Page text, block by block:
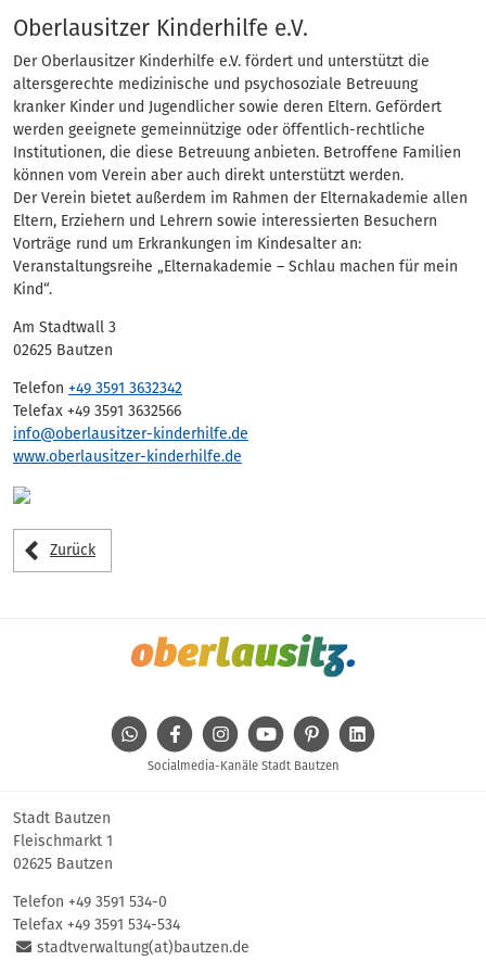
Eintrag
Oberlausitzer Kinderhilfe e.V.
Der Oberlausitzer Kinderhilfe e.V. fördert und unterstützt die
altersgerechte medizinische und psychosoziale Betreuung
kranker Kinder und Jugendlicher sowie deren Eltern. Gefördert
werden geeignete gemeinnützige oder öffentlich-rechtliche
Institutionen, die diese Betreuung anbieten. Betroffene Familien
können vom Verein aber auch direkt unterstützt werden.
Der Verein bietet außerdem im Rahmen der Elternakademie allen
Eltern, Erziehern und Lehrern sowie interessierten Besuchern
Vorträge rund um Erkrankungen im Kindesalter an:
Veranstaltungsreihe „Elternakademie – Schlau machen für mein
Kind“.
Am Stadtwall 3
02625 Bautzen
Telefon +49 3591 3632342
Telefax +49 3591 3632566
info@oberlausitzer-kinderhilfe.de
www.oberlausitzer-kinderhilfe.de
Zurück
WhatsAppFacebookInstagramYoutube Pinterest
Socialmedia-Kanäle Stadt Bautzen
Stadt Bautzen
Fleischmarkt 1
02625 Bautzen
Telefon +49 3591 534-0
Telefax +49 3591 534-534
stadtverwaltung(at)bautzen.de